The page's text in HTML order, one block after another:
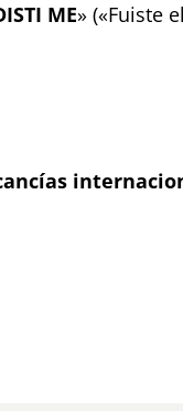
ME» («Fuiste